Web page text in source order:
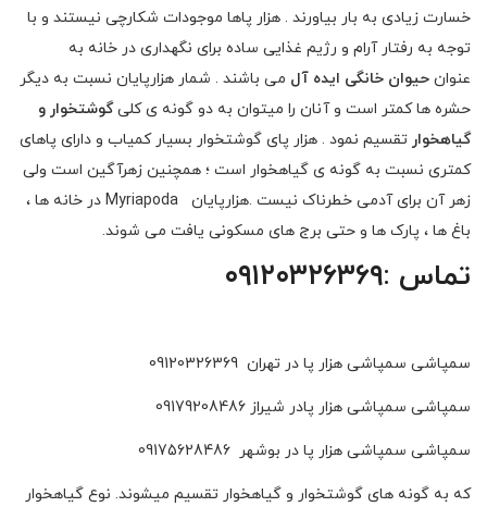
خسارت زیادی به بار بیاورند . هزار پاها موجودات شکارچی نیستند و با
توجه به رفتار آرام و رژیم غذایی ساده برای نگهداری در خانه به
عنوان حیوان خانگی ایده آل می باشند . شمار هزارپایان نسبت به دیگر
حشره ها کمتر است و آنان را میتوان به دو گونه ی کلیگوشتخوار و
گیاهخوار تقسیم نمود . هزار پای گوشتخوار بسیار کمیاب و دارای پاهای
کمتری نسبت به گونه ی گیاهخوار است ؛ همچنین زهرآگین است ولی
زهر آن برای آدمی خطرناک نیست .هزارپایان Myriapoda در خانه ها ،
باغ ها ، پارک ها و حتی برج های مسکونی یافت می شوند.
تماس :۰۹۱۲۰۳۲۶۳۶۹
سمپاشی سمپاشی هزار پا در تهران 09120326369
سمپاشی سمپاشی هزار پادر شیراز 09179208486
سمپاشی سمپاشی هزار پا در بوشهر 09175628486
که به گونه های گوشتخوار و گیاهخوار تقسیم میشوند. نوع گیاهخوار